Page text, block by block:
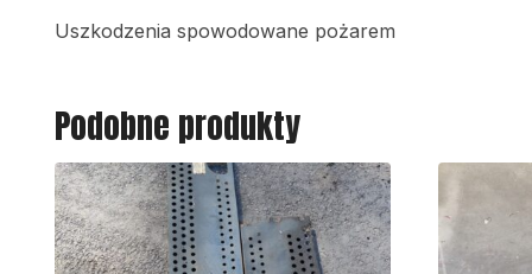
Uszkodzenia spowodowane pożarem
Podobne produkty